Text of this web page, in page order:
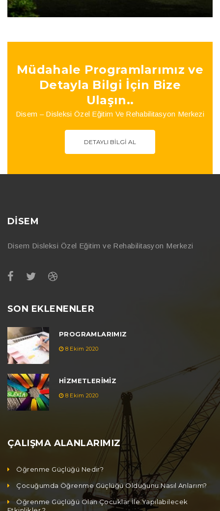
Müdahale Programlarımız ve
Detayla Bilgi İçin Bize
Ulaşın..
Disem – Disleksi Özel Eğitim Ve Rehabilitasyon Merkezi
DETAYLI BILGI AL
DİSEM
Disem Disleksi Özel Eğitim ve Rehabilitasyon Merkezi
SON EKLENENLER
PROGRAMLARIMIZ
8 Ekim 2020
HIZMETLERIMIZ
8 Ekim 2020
ÇALIŞMA ALANLARIMIZ
Öğrenme Güçlüğü Nedir?
Çocuğumda Öğrenme Güçlüğü Olduğunu Nasıl Anlarım?
Öğrenme Güçlüğü Olan Çocuklar İle Yapılabilecek